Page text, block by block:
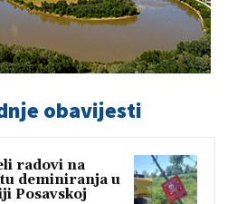
obavijesti
radovi na
deminiranja u
Posavskoj